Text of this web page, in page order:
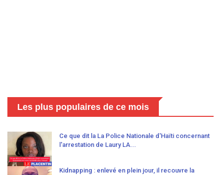
Les plus populaires de ce mois
Ce que dit la La Police Nationale d'Haïti concernant
l'arrestation de Laury LA...
Kidnapping : enlevé en plein jour, il recouvre la